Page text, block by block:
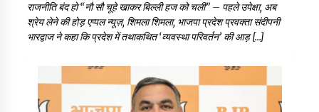
राजनीति बंद हो “नौ सौ चूहे खाकर बिल्ली हज को चली” – पहले उपेक्षा, अब
श्रेय लेने की होड़ एप्पल न्यूज़, शिमला शिमला, भाजपा प्रदेश प्रवक्ता संदीपनी
भारद्वाज ने कहा कि प्रदेश में तथाकथित ‘व्यवस्था परिवर्तन’ की आड़ […]